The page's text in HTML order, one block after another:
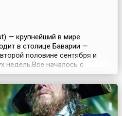
— крупнейший в мире
в столице Баварии —
половине сентября и
недель.Все началось с
наследника престола,
Терезы Саксонской.
когда состоялась их
гуляния были приглашены все